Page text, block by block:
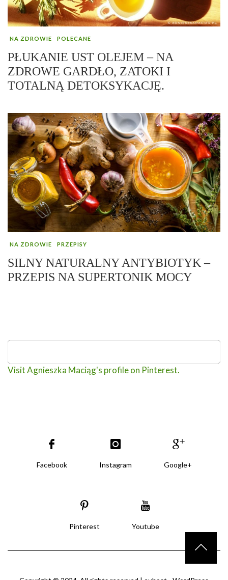
NA ZDROWIE POLECANE
PŁUKANIE UST OLEJEM – NA
ZDROWE GARDŁO, ZATOKI I
TOTALNĄ DETOKSYKACJĘ.
NA ZDROWIE PRZEPISY
SILNY NATURALNY ANTYBIOTYK –
PRZEPIS NA SUPERTONIK MOCY
Visit Agnieszka Maciąg's profile on Pinterest.
Facebook Instagram Google+
Pinterest Youtube